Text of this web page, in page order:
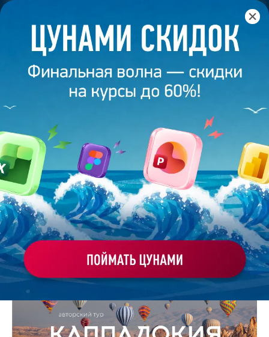
Главная /Банк слайдов / Презентация 194 – Юлия
ПРЕЗЕНТАЦИЯ 194 - ЮЛИЯ
ВОРОНКИНА
Моё избранное
Работа
студента
ХОЧУ ЗАКАЗАТЬ ТАКУЮ ПРЕЗЕНТАЦИЮ